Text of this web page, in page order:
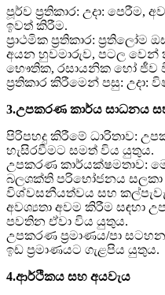
පූර්ව ප්‍රතිකාර: උදා: පෙරීම,
ඉවත් කිරීම.
ප්‍රාථමික ප්‍රතිකාර: ප්‍රතිලෝම
අයන හුවමාරුව, පටල වෙන්
භෞතික, රසායනික හෝ ජීව
ප්‍රතිකාර කිරීමෙන් පසු: උදා:
3.උපකරණ කාර්ය සාධනය
පිරිපහදු කිරීමේ ධාරිතාව:
හැසිරවීමට සමත් විය යුතුය.
උපකරණ කාර්යක්ෂමතාව:
බලශක්ති පරිභෝජනය
විශ්වසනීයත්වය සහ
අවශ්‍යතා අවම කිරීම සඳහා
පවතින ඒවා විය යුතුය.
උපකරණ ප්‍රමාණය/පා
ඉඩ ප්‍රමාණයට ගැළපිය යුතුය.
4.ආර්ථිකය සහ අයවැය